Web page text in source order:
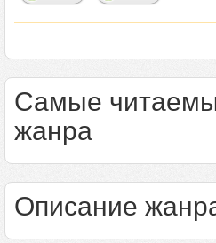
Самые
жанра
Описание